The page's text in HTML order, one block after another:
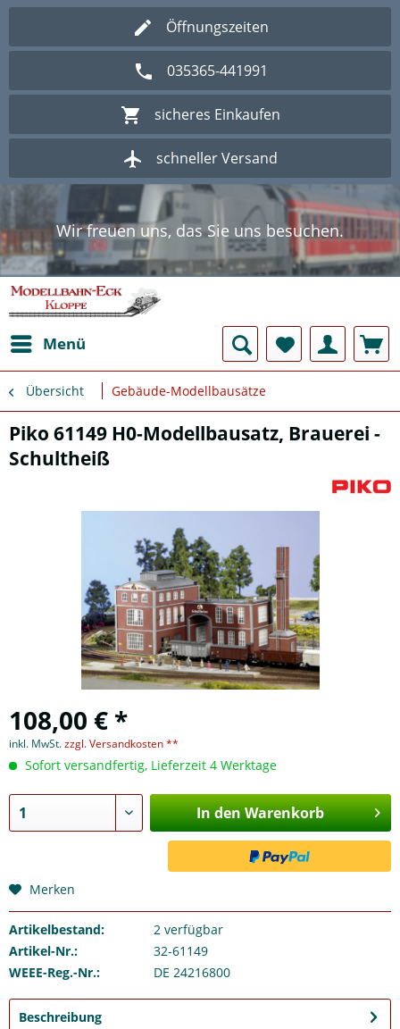
Öffnungszeiten
035365-441991
sicheres Einkaufen
schneller Versand
Wir freuen uns, das Sie uns besuchen.
Herzlich Willkommen im Onlineshop
Modellbahn - Eck Kloppe.
Wir freuen uns, das Sie uns besuchen.
Herzlich Willkommen im Onlineshop
Modellbahn - Eck Kloppe.
Menü
Übersicht Gebäude-Modellbausätze
Piko 61149 H0-Modellbausatz, Brauerei -
Schultheiß
108,00 € *
inkl. MwSt.zzgl. Versandkosten **
Sofort versandfertig, Lieferzeit 4 Werktage
In den Warenkorb
Merken
Artikelbestand: 2verfügbar
Artikel-Nr.:
32-61149
WEEE-Reg.-Nr.:
DE 24216800
Beschreibung